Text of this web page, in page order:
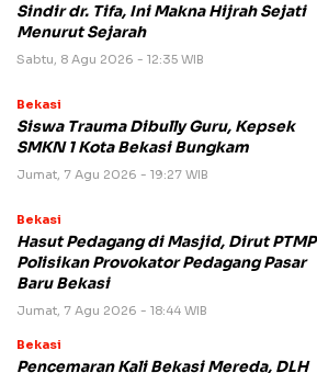
Sindir dr. Tifa, Ini Makna Hijrah Sejati
Menurut Sejarah
Sabtu, 8 Agu 2026 - 12:35 WIB
Bekasi
Siswa Trauma Dibully Guru, Kepsek
SMKN 1 Kota Bekasi Bungkam
Jumat, 7 Agu 2026 - 19:27 WIB
Bekasi
Hasut Pedagang di Masjid, Dirut PTMP
Polisikan Provokator Pedagang Pasar
Baru Bekasi
Jumat, 7 Agu 2026 - 18:44 WIB
Bekasi
Pencemaran Kali Bekasi Mereda, DLH